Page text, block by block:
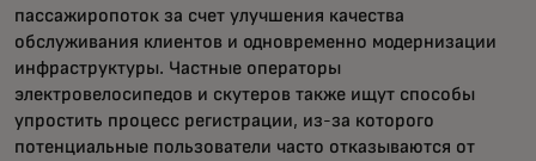
пассажиропоток за счет улучшения качества
обслуживания клиентов и одновременно модернизации
инфраструктуры. Частные операторы
электровелосипедов и скутеров также ищут способы
упростить процесс регистрации, из-за которого
потенциальные пользователи часто отказываются от